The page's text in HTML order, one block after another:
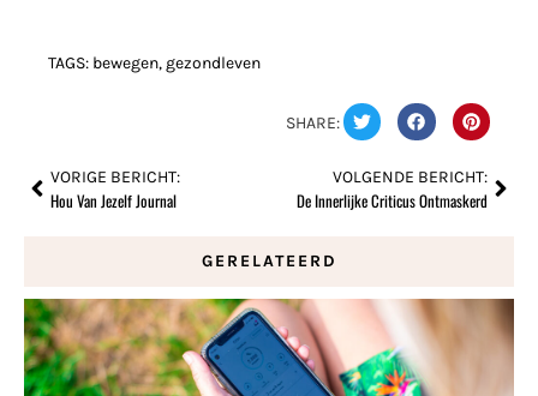
TAGS: bewegen, gezondleven
SHARE:
VORIGE BERICHT:
Hou Van Jezelf Journal
VOLGENDE BERICHT:
De Innerlijke Criticus Ontmaskerd
GERELATEERD